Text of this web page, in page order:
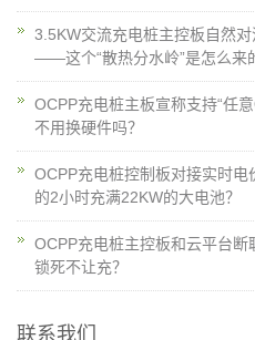
3.5KW交流充电桩主控板自然
——这个“散热分水岭”是怎么来
OCPP充电桩主板宣称支持“任
不用换硬件吗？
OCPP充电桩控制板对接实时
的2小时充满22KW的大电池？
OCPP充电桩主控板和云平台
锁死不让充？
联系我们